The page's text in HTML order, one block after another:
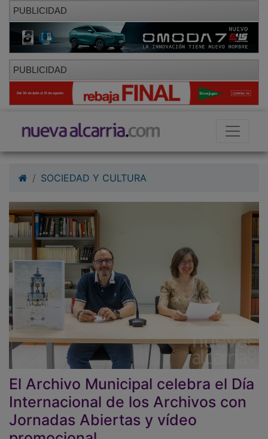
PUBLICIDAD
PUBLICIDAD
El Archivo Municipal celebra el Día
Internacional de los Archivos con
Jornadas Abiertas y vídeo
promocional